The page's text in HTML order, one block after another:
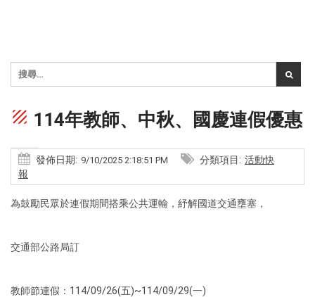
texture 114年教師、中秋、國慶連假優惠
發佈日期: 9/10/2025 2:18:51 PM 分類項目: 活動快
報
為鼓勵民眾於連假期間搭乘公共運輸，紓解國道交通壅塞，
交通部公路局訂
教師節連假：114/09/26(五)~114/09/29(一)